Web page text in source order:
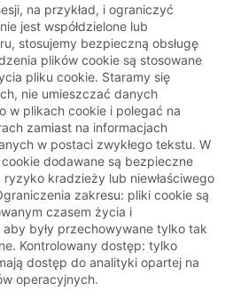
na przykład, i ograniczyć
jest współdzielone lub
stosujemy bezpieczną obsługę
plików cookie są stosowane
pliku cookie. Staramy się
nie umieszczać danych
w plikach cookie i polegać na
zamiast na informacjach
w postaci zwykłego tekstu. W
dodawane są bezpieczne
kradzieży lub niewłaściwego
zakresu: pliki cookie są
czasem życia i
były przechowywane tylko tak
Kontrolowany dostęp: tylko
dostęp do analityki opartej na
operacyjnych.